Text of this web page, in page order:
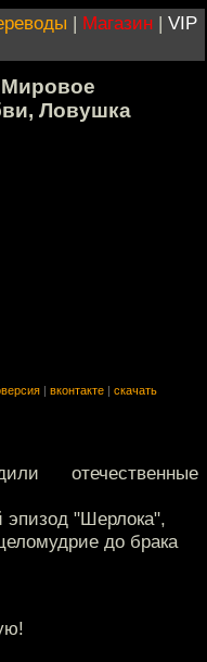
| Магазин | VIP
Ловушка
вконтакте скачать
отечественные
эпизод "Шерлока",
до брака